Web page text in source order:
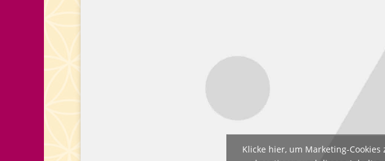
Klicke hier, um Marketing-Cookies